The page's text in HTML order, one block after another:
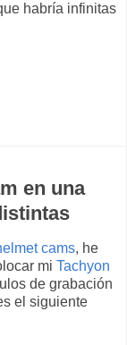
habría infinitas
en una
cams, he
mi Tachyon
de grabación
el siguiente